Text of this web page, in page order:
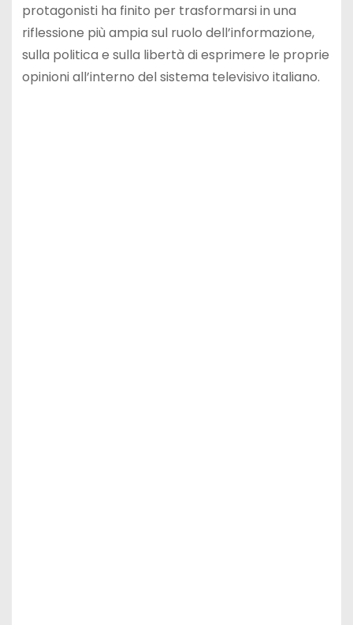
protagonisti ha finito per trasformarsi in una
riflessione più ampia sul ruolo dell’informazione,
sulla politica e sulla libertà di esprimere le proprie
opinioni all’interno del sistema televisivo italiano.